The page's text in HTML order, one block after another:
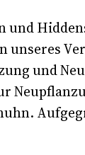
und
unseres
und